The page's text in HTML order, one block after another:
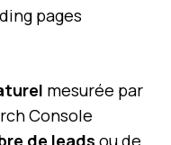
pages
mesurée par
Console
de leads ou de